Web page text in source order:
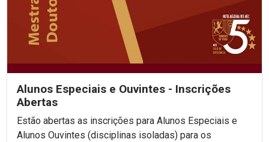
Alunos Especiais e Ouvintes - Inscrições
Abertas
Estão abertas as inscrições para Alunos Especiais e
Alunos Ouvintes (disciplinas isoladas) para os